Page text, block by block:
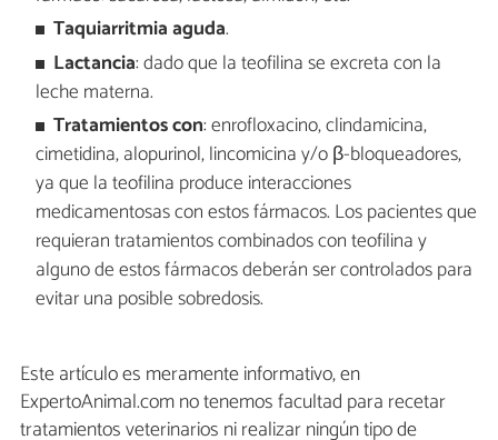
Taquiarritmia aguda.
Lactancia: dado que la teofilina se excreta con la
leche materna.
Tratamientos con: enrofloxacino, clindamicina,
cimetidina, alopurinol, lincomicina y/o β-bloqueadores,
ya que la teofilina produce interacciones
medicamentosas con estos fármacos. Los pacientes que
requieran tratamientos combinados con teofilina y
alguno de estos fármacos deberán ser controlados para
evitar una posible sobredosis.
Este artículo es meramente informativo, en
ExpertoAnimal.com no tenemos facultad para recetar
tratamientos veterinarios ni realizar ningún tipo de